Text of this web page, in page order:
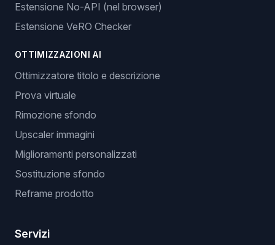
Estensione No-API (nel browser)
Estensione VeRO Checker
OTTIMIZZAZIONI AI
Ottimizzatore titolo e descrizione
Prova virtuale
Rimozione sfondo
Upscaler immagini
Miglioramenti personalizzati
Sostituzione sfondo
Reframe prodotto
Servizi